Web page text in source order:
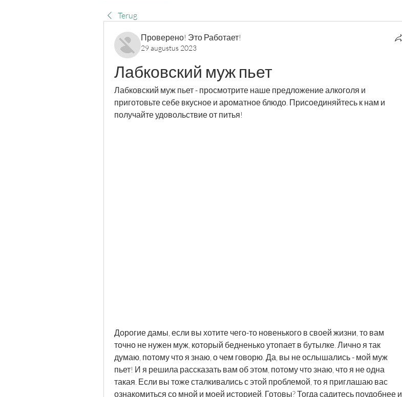
Terug
Проверено! Это Работает!
29 augustus 2023
Лабковский муж пьет
Лабковский муж пьет - просмотрите наше предложение алкоголя и
приготовьте себе вкусное и ароматное блюдо. Присоединяйтесь к нам и
получайте удовольствие от питья!
Дорогие дамы, если вы хотите чего-то новенького в своей жизни, то вам
точно не нужен муж, который бедненько утопает в бутылке. Лично я так
думаю, потому что я знаю, о чем говорю. Да, вы не ослышались - мой муж
пьет! И я решила рассказать вам об этом, потому что знаю, что я не одна
такая. Если вы тоже сталкивались с этой проблемой, то я приглашаю вас
ознакомиться со мной и моей историей. Готовы? Тогда садитесь поудобнее и